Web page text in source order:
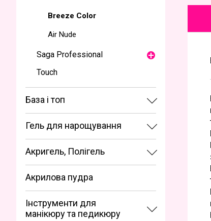
Breeze Color
Air Nude
Saga Professional
Touch
База і топ
Гель для нарощування
Акригель, Полігель
Акрилова пудра
Інструменти для
манікюру та педикюру